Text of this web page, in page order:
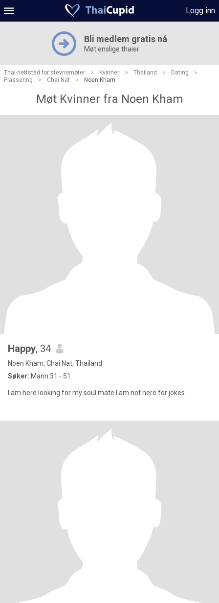
Logg inn
Bli medlem gratis nå
Møt enslige thaier
Thai-nettsted for stevnemøter > Kvinner > Thailand > Dating
>
Plassering
> Chai Nat > Noen Kham
Møt Kvinner fra Noen Kham
Happy, 34
Noen Kham, Chai Nat, Thailand
Søker: Mann 31 - 51
I am here looking for my soul mate l am not here for jokes